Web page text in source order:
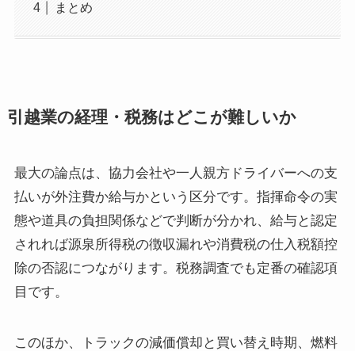
まとめ
引越業の経理・税務はどこが難しいか
最大の論点は、協力会社や一人親方ドライバーへの支
払いが外注費か給与かという区分です。指揮命令の実
態や道具の負担関係などで判断が分かれ、給与と認定
されれば源泉所得税の徴収漏れや消費税の仕入税額控
除の否認につながります。税務調査でも定番の確認項
目です。
このほか、トラックの減価償却と買い替え時期、燃料